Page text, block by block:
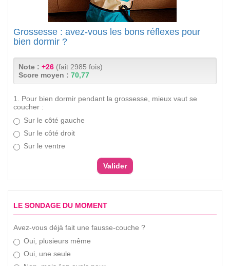
Grossesse : avez-vous les bons réflexes pour
bien dormir ?
Note : +26 (fait 2985 fois)
Score moyen : 70,77
1. Pour bien dormir pendant la grossesse, mieux vaut se
coucher :
Sur le côté gauche
Sur le côté droit
Sur le ventre
LE SONDAGE DU MOMENT
Avez-vous déjà fait une fausse-couche ?
Oui, plusieurs même
Oui, une seule